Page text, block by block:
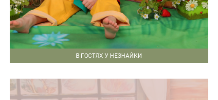
В ГОСТЯХ У НЕЗНАЙКИ